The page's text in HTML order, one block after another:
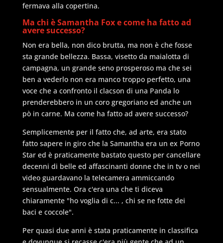
fermava alla copertina.
Ma chi è Samantha Fox e come ha fatto ad
avere successo?
Non era bella, non dico brutta, ma non è che fosse
sta grande bellezza. Bassa, visetto da maialotta di
campagna, un grande seno prosperoso ma che sei
ben a vederlo non era manco troppo perfetto, una
voce che a confronto il clacson di una Panda lo
prenderebbero in un coro gregoriano ed anche un
pò in carne. Ma come ha fatto ad avere successo?
Semplicemente per il fatto che, ad arte, era stato
fatto sapere in giro che la Samantha era un ex Porno
Star ed è praticamente bastato questo per cancellare
decenni di belle ed affascinanti donne che in tv o nei
video guardavano la telecamera ammiccando
sensualmente. Ora c'era una che ti diceva
chiaramente "ho voglia di c... , chi se ne fotte dei
baci e coccole".
Per quasi due anni è stata praticamente in classifica